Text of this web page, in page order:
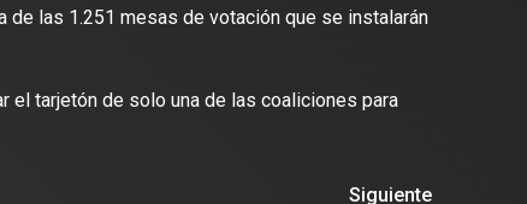
las 1.251 mesas de votación que se instalarán
el tarjetón de solo una de las coaliciones para
Siguiente
2 min de lectura